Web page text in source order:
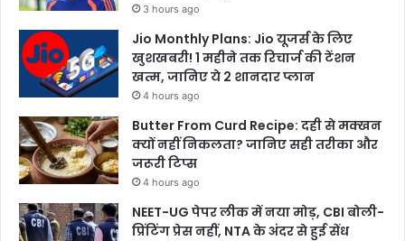
3 hours ago
Jio Monthly Plans: Jio यूजर्स के लिए
खुशखबरी! 1 महीने तक रिचार्ज की टेंशन
खत्म, जानिए ये 2 शानदार प्लान
4 hours ago
Butter From Curd Recipe: दही से मक्खन
क्यों नहीं निकलता? जानिए सही तरीका और
जरूरी टिप्स
4 hours ago
NEET-UG पेपर लीक में नया मोड़, CBI बोली-
प्रिंटिंग प्रेस नहीं, NTA के अंदर से हुई सेंध